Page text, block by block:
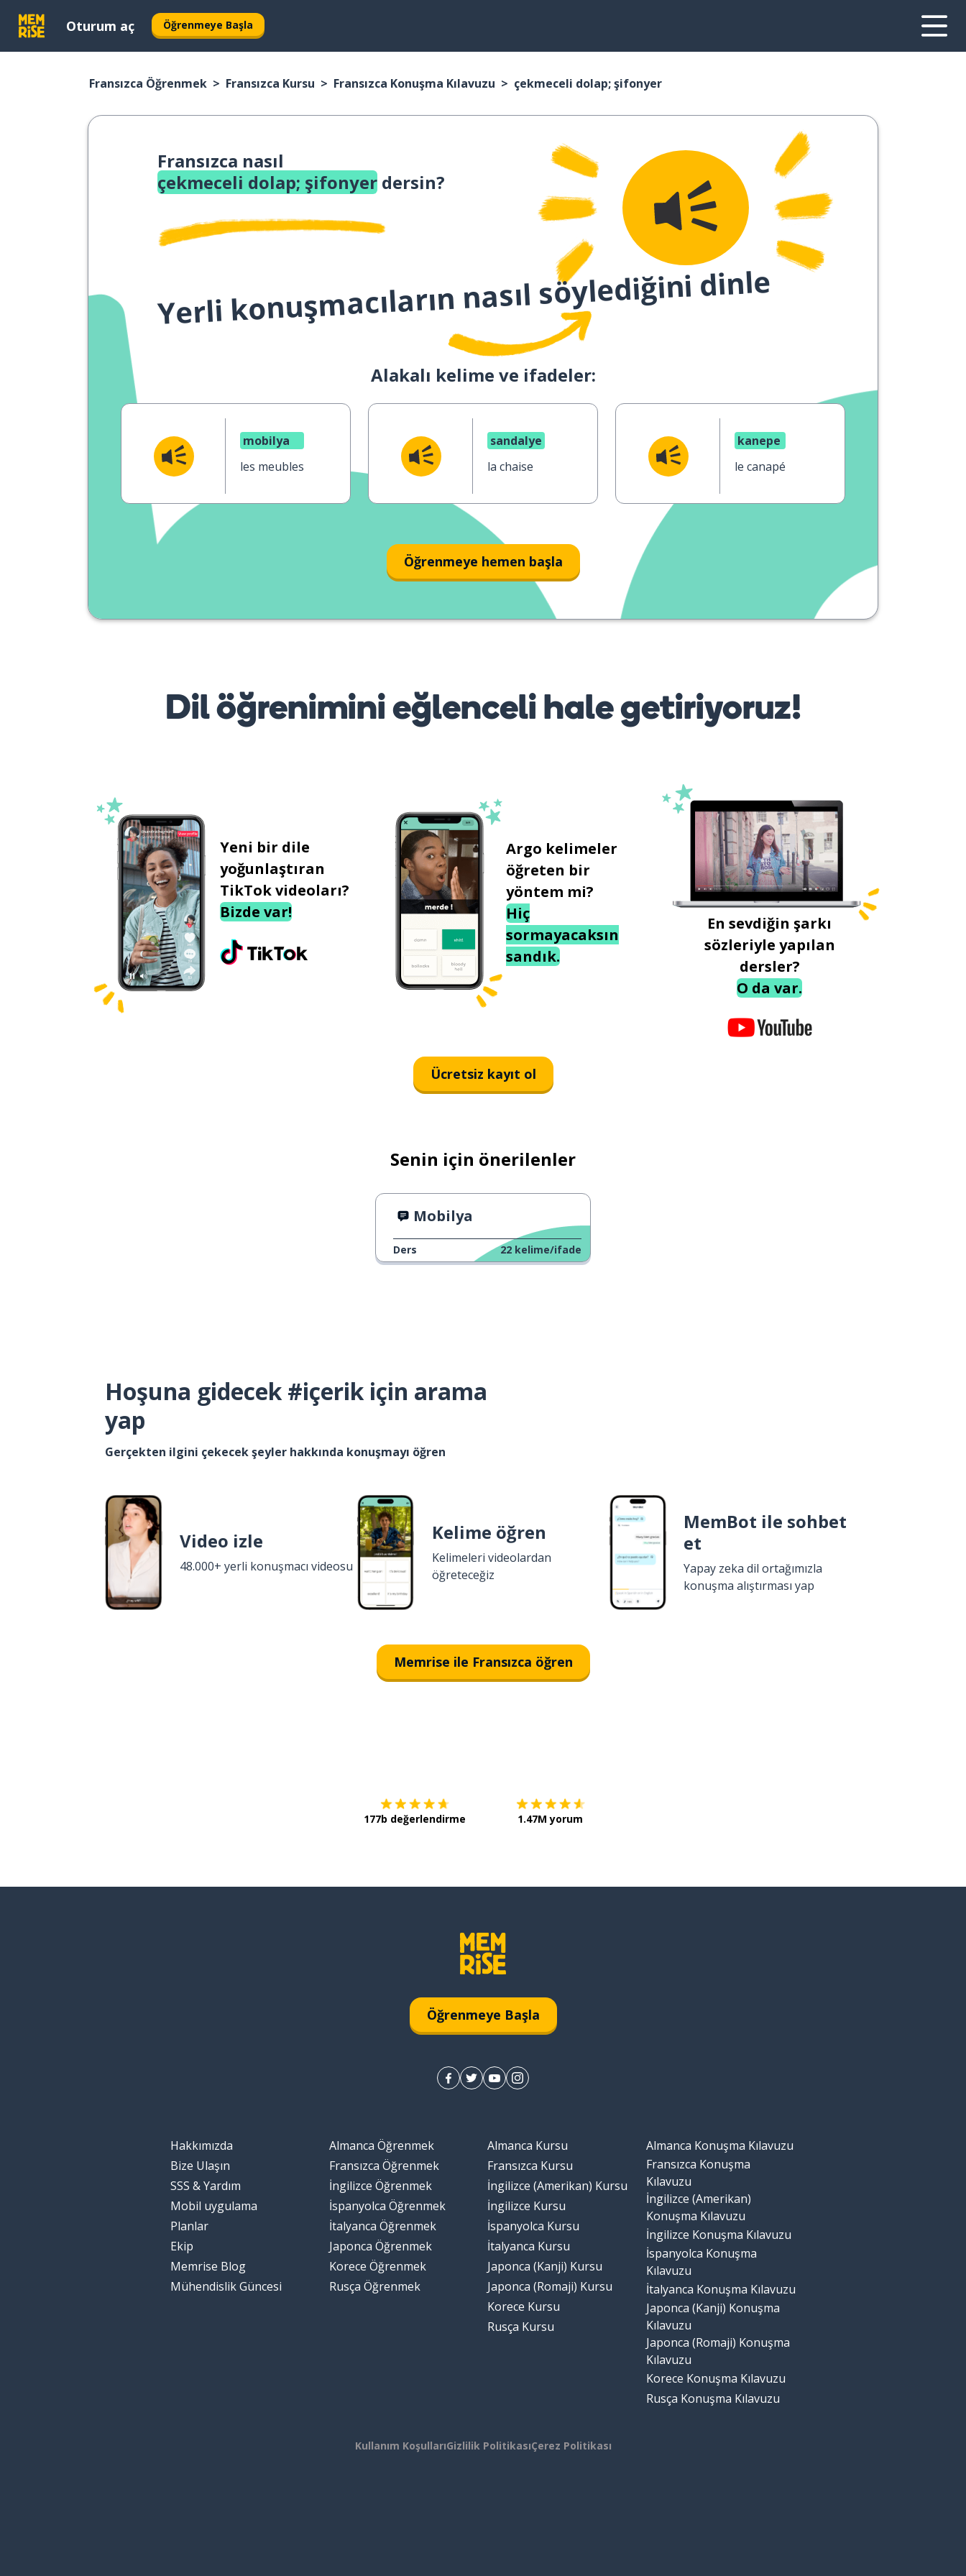
Oturum aç Öğrenmeye Başla
Fransızca Öğrenmek Fransızca Kursu Fransızca Konuşma Kılavuzu çekmeceli dolap; şifonyer
Fransızca nasıl
çekmeceli dolap; şifonyer dersin?
Yerli konuşmacıların nasıl söylediğini dinle
Alakalı kelime ve ifadeler:
mobilya
les meubles
sandalye
la chaise
kanepe
le canapé
Öğrenmeye hemen başla
Dil öğrenimini eğlenceli hale getiriyoruz!
Yeni bir dile
yoğunlaştıran
TikTok videoları?
Bizde var!
Argo kelimeler
öğreten bir
yöntem mi?
Hiç
sormayacaksın
sandık.
En sevdiğin şarkı
sözleriyle yapılan
dersler?
O da var.
Ücretsiz kayıt ol
Senin için önerilenler
Mobilya
Ders 22 kelime/ifade
Hoşuna gidecek #içerik için arama
yap
Gerçekten ilgini çekecek şeyler hakkında konuşmayı öğren
Video izle
48.000+ yerli konuşmacı videosu
Kelime öğren
Kelimeleri videolardan
öğreteceğiz
MemBot ile sohbet
et
Yapay zeka dil ortağımızla
konuşma alıştırması yap
Memrise ile Fransızca öğren
177b değerlendirme 1.47M yorum
Öğrenmeye Başla
Hakkımızda
Bize Ulaşın
SSS & Yardım
Mobil uygulama
Planlar
Ekip
Memrise Blog
Mühendislik Güncesi
Almanca Öğrenmek
Fransızca Öğrenmek
İngilizce Öğrenmek
İspanyolca Öğrenmek
İtalyanca Öğrenmek
Japonca Öğrenmek
Korece Öğrenmek
Rusça Öğrenmek
Almanca Kursu
Fransızca Kursu
İngilizce (Amerikan) Kursu
İngilizce Kursu
İspanyolca Kursu
İtalyanca Kursu
Japonca (Kanji) Kursu
Japonca (Romaji) Kursu
Korece Kursu
Rusça Kursu
Almanca Konuşma Kılavuzu
Fransızca Konuşma
Kılavuzu
İngilizce (Amerikan)
Konuşma Kılavuzu
İngilizce Konuşma Kılavuzu
İspanyolca Konuşma
Kılavuzu
İtalyanca Konuşma Kılavuzu
Japonca (Kanji) Konuşma
Kılavuzu
Japonca (Romaji) Konuşma
Kılavuzu
Korece Konuşma Kılavuzu
Rusça Konuşma Kılavuzu
Kullanım KoşullarıGizlilik PolitikasıÇerez Politikası